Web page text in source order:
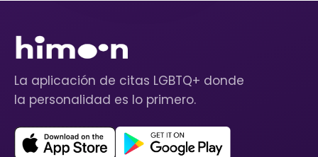
La aplicación de citas LGBTQ+ donde
la personalidad es lo primero.